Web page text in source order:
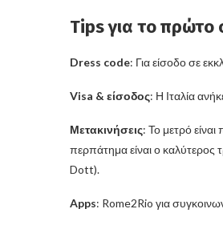
Tips για το
Dress code: Για είσοδο σε
Visa & είσοδος: Η Ιταλία
Μετακινήσεις: Το μετρό
περπάτημα είναι ο καλύτερος
Dott).
Apps: Rome2Rio για